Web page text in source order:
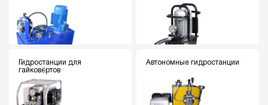
Гидростанции для
гайковёртов
Автономные гидростанции